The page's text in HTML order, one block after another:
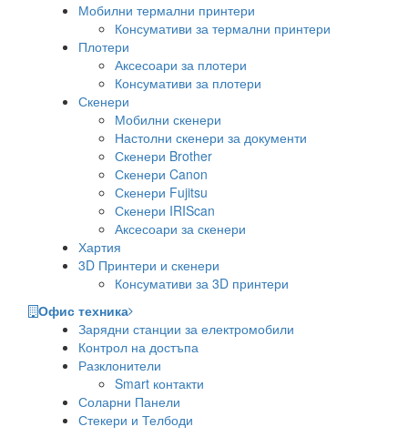
Мобилни термални принтери
Консумативи за термални принтери
Плотери
Аксесоари за плотери
Консумативи за плотери
Скенери
Мобилни скенери
Настолни скенери за документи
Скенери Brother
Скенери Canon
Скенери Fujitsu
Скенери IRIScan
Аксесоари за скенери
Хартия
3D Принтери и скенери
Консумативи за 3D принтери
Офис техника
Зарядни станции за електромобили
Контрол на достъпа
Разклонители
Smart контакти
Соларни Панели
Стекери и Телбоди